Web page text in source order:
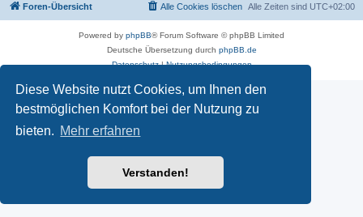
Diese Website nutzt Cookies, um Ihnen den
bestmöglichen Komfort bei der Nutzung zu
bieten. Mehr erfahren
Verstanden!
Foren-Übersicht Alle Zeiten sind UTC+02:00
Alle Cookies löschen
Powered by phpBB® Forum Software © phpBB Limited
Deutsche Übersetzung durch phpBB.de
Datenschutz|Nutzungsbedingungen